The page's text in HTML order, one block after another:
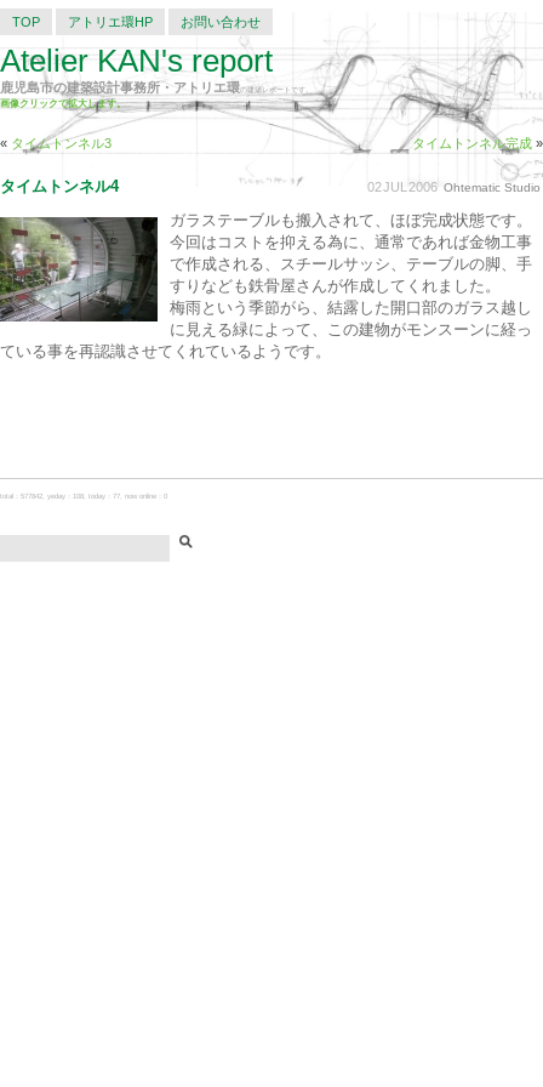
TOP アトリエ環HP お問い合わせ
Atelier KAN's report
鹿児島市の建築設計事務所・アトリエ環の建築レポートです。
画像クリックで拡大します。
« タイムトンネル3 タイムトンネル完成 »
02JUL 2006 Ohtematic Studio
タイムトンネル4
ガラステーブルも搬入されて、ほぼ完成状態です。
今回はコストを抑える為に、通常であれば金物工事
で作成される、スチールサッシ、テーブルの脚、手
すりなども鉄骨屋さんが作成してくれました。
梅雨という季節がら、結露した開口部のガラス越し
に見える緑によって、この建物がモンスーンに経っ
ている事を再認識させてくれているようです。
total：577842, yeday：108, today：77, now online：0